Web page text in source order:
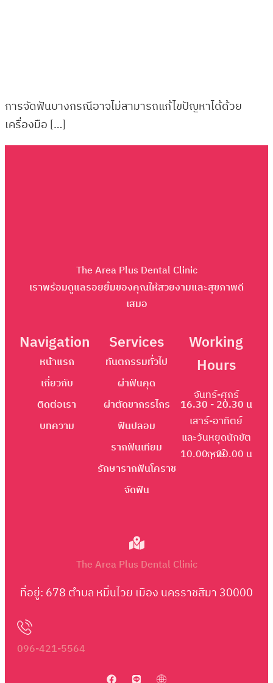
การจัดฟันบางกรณีอาจไม่สามารถแก้ไขปัญหาได้ด้วย
เครื่องมือ […]
The Area Plus Dental Clinic
เราพร้อมดูแลรอยยิ้มของคุณให้สวยงามและสุขภาพดี
เสมอ
Navigation
หน้าแรก
เกี่ยวกับ
ติดต่อเรา
บทความ
Services
ทันตกรรมทั่วไป
ผ่าฟันคุด
ผ่าตัดขากรรไกร
ฟันปลอม
รากฟันเทียม
รักษารากฟันโคราช
จัดฟัน
Working
Hours
จันทร์-ศุกร์
16.30 - 20.30 น
เสาร์-อาทิตย์
และวันหยุดนักขัต
ฤกษ์
10.00 - 20.00 น
The Area Plus Dental Clinic
ที่อยู่: 678 ตำบล หมื่นไวย เมือง นครราชสีมา 30000
096-421-5564